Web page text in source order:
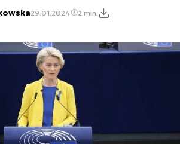
29.01.2024 2 min.